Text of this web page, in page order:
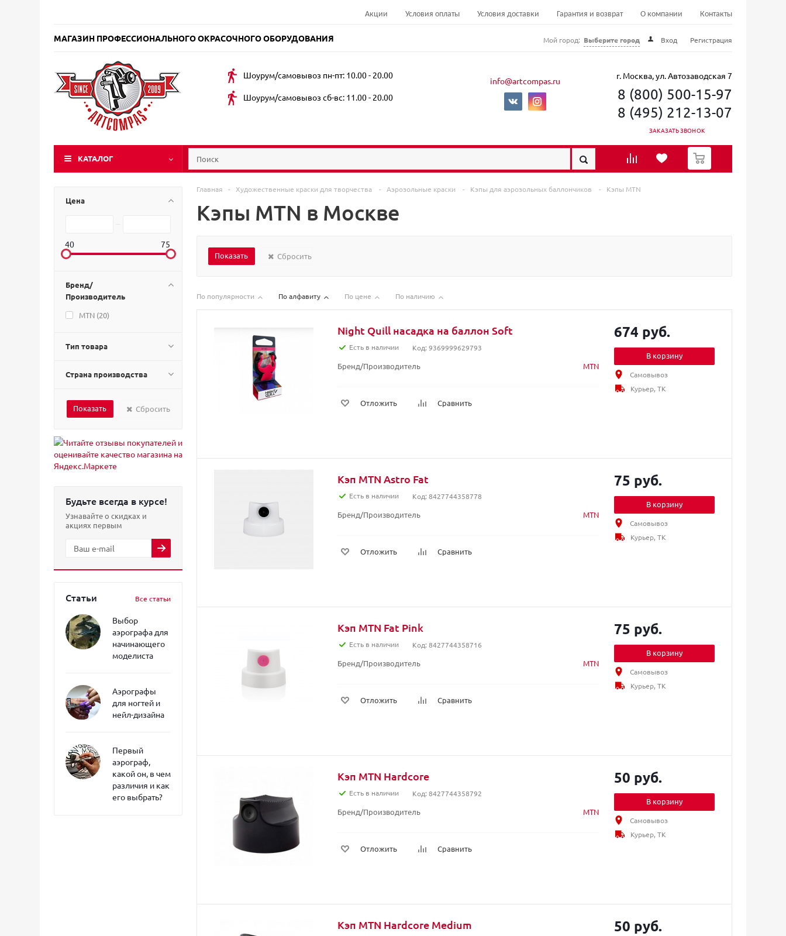
Акции Условия оплаты Условия доставки Гарантия и возврат О компании Контакты
МАГАЗИН ПРОФЕССИОНАЛЬНОГО ОКРАСОЧНОГО ОБОРУДОВАНИЯ Мой город: Выберите город Вход Регистрация
Шоурум/самовывоз пн-пт: 10.00 - 20.00
Шоурум/самовывоз сб-вс: 11.00 - 20.00
info@artcompas.ru г. Москва, ул. Автозаводская 7
8 (800) 500-15-97
8 (495) 212-13-07
ЗАКАЗАТЬ ЗВОНОК
КАТАЛОГ
0
Цена
40 75
Бренд/
Производитель
MTN (20)
Тип товара
Страна производства
Сбросить
Будьте всегда в курсе!
Узнавайте о скидках и
акциях первым
Статьи Все статьи
Выбор
аэрографа для
начинающего
моделиста
Аэрографы
для ногтей и
нейл-дизайна
Первый
аэрограф,
какой он, в чем
различия и как
его выбрать?
Главная - Художественные краски для творчества - Аэрозольные краски - Кэпы для аэрозольных баллончиков - Кэпы MTN
Кэпы MTN в Москве
Сбросить
По популярности По алфавиту По цене По наличию
Night Quill насадка на баллон Soft
Есть в наличии Код: 9369999629793
Бренд/Производитель MTN
Отложить Сравнить
674 руб.
В корзину
Самовывоз
Курьер, ТК
Кэп MTN Astro Fat
Есть в наличии Код: 8427744358778
Бренд/Производитель MTN
Отложить Сравнить
75 руб.
В корзину
Самовывоз
Курьер, ТК
Кэп MTN Fat Pink
Есть в наличии Код: 8427744358716
Бренд/Производитель MTN
Отложить Сравнить
75 руб.
В корзину
Самовывоз
Курьер, ТК
Кэп MTN Hardcore
Есть в наличии Код: 8427744358792
Бренд/Производитель MTN
Отложить Сравнить
50 руб.
В корзину
Самовывоз
Курьер, ТК
Кэп MTN Hardcore Medium 50 руб.